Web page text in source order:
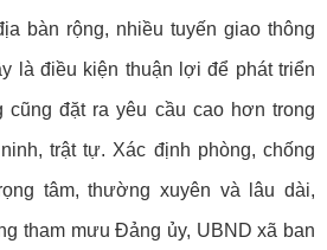
bàn rộng, nhiều tuyến giao thông
là điều kiện thuận lợi để phát triển
cũng đặt ra yêu cầu cao hơn trong
trật tự. Xác định phòng, chống
tâm, thường xuyên và lâu dài,
tham mưu Đảng ủy, UBND xã ban